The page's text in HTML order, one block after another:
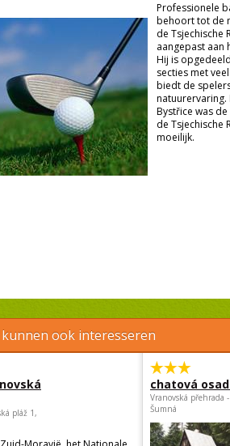
Professionele
behoort tot de
de Tsjechische
aangepast aan
Hij is
secties met
biedt de
natuurervaring.
Bystřice was
de Tsjechische
moeilijk.
ook interesseren
Vranovská přehrada
Šumná